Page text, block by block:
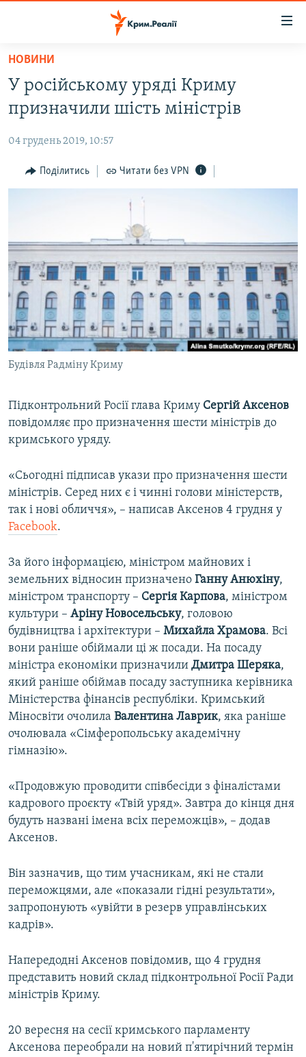
Перейти
основного
матеріалу
Перейти
до
навігації
Перейти
ВОДА.КРИМ
ВІДЕО ТА ФОТО
ПОЛІТИКА
БЛОГИ
ВСЕ ЗА ДЕНЬ
СПЕЦПРОЕКТИ
ДЕПОРТАЦІЯ
ВІДЕОУРОКИ «ELIFBE»
СВІДЧЕННЯ ОКУПАЦІЇ
УКРАЇНСЬКА ПРОБЛЕМА КРИМУ
ЯК ОБІЙТИ БЛОКУВАННЯ
Русский
Qırımtatar
НОВИНИ
У російському уряді Криму
призначили шість міністрів
04 грудень 2019, 10:57
Поділитись Читати без VPN
Будівля Радміну Криму
Підконтрольний Росії глава Криму Сергій Аксенов
повідомляє про призначення шести міністрів до
кримського уряду.
«Сьогодні підписав укази про призначення шести
міністрів. Серед них є і чинні голови міністерств,
так і нові обличчя», – написав Аксенов 4 грудня у
Facebook.
За його інформацією, міністром майнових і
земельних відносин призначено Ганну Анюхіну,
міністром транспорту – Сергія Карпова, міністром
культури – Аріну Новосельську, головою
будівництва і архітектури – Михайла Храмова. Всі
вони раніше обіймали ці ж посади. На посаду
міністра економіки призначили Дмитра Шеряка,
який раніше обіймав посаду заступника керівника
Міністерства фінансів республіки. Кримський
Міносвіти очолила Валентина Лаврик, яка раніше
очолювала «Сімферопольську академічну
гімназію».
«Продовжую проводити співбесіди з фіналістами
кадрового проєкту «Твій уряд». Завтра до кінця дня
будуть названі імена всіх переможців», – додав
Аксенов.
Він зазначив, що тим учасникам, які не стали
переможцями, але «показали гідні результати»,
запропонують «увійти в резерв управлінських
кадрів».
Напередодні Аксенов повідомив, що 4 грудня
представить новий склад підконтрольної Росії Ради
міністрів Криму.
20 вересня на сесії кримського парламенту
Аксенова переобрали на новий п'ятирічний термін